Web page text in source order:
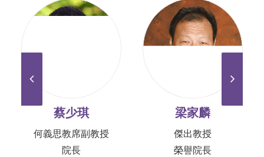
蔡少琪
何義思教席副教授
院長
梁家麟
傑出教授
榮譽院長